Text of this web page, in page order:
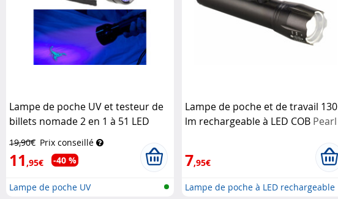
Lampe de poche UV et testeur de
billets nomade 2 en 1 à 51 LED
19,90€ Prix conseillé
11 ,95€ -40 %
Lampe de poche UV
Lampe de poche et de travail 130
lm rechargeable à LED COB Pearl
7,95€
Lampe de poche à LED rechargeable